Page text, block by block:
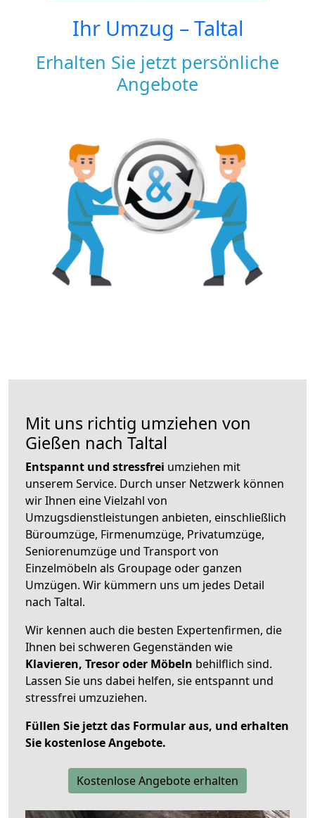
Ihr Umzug –Taltal
Erhalten Sie jetzt persönliche
Angebote
Mit uns richtig umziehen von
Gießen nach Taltal
Entspannt und stressfrei umziehen mit
unserem Service. Durch unser Netzwerk können
wir Ihnen eine Vielzahl von
Umzugsdienstleistungen anbieten, einschließlich
Büroumzüge, Firmenumzüge, Privatumzüge,
Seniorenumzüge und Transport von
Einzelmöbeln als Groupage oder ganzen
Umzügen. Wir kümmern uns um jedes Detail
nach Taltal.
Wir kennen auch die besten Expertenfirmen, die
Ihnen bei schweren Gegenständen wie
Klavieren, Tresor oder Möbeln behilflich sind.
Lassen Sie uns dabei helfen, sie entspannt und
stressfrei umzuziehen.
Füllen Sie jetzt das Formular aus, und erhalten
Sie kostenlose Angebote.
Kostenlose Angebote erhalten